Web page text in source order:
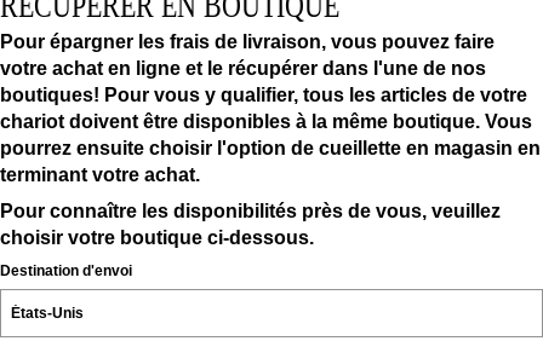
Pour épargner les frais de livraison, vous pouvez faire
votre achat en ligne et le récupérer dans l'une de nos
boutiques! Pour vous y qualifier, tous les articles de votre
chariot doivent être disponibles à la même boutique. Vous
pourrez ensuite choisir l'option de cueillette en magasin en
terminant votre achat.
Pour connaître les disponibilités près de vous, veuillez
choisir votre boutique ci-dessous.
Destination d'envoi